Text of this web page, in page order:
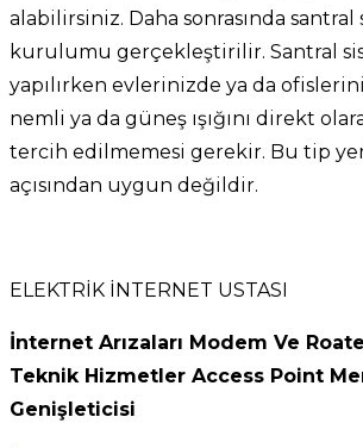
alabilirsiniz. Daha sonrasında
kurulumu gerçekleştirilir. Santral
yapılırken evlerinizde ya da
nemli ya da güneş ışığını direkt
tercih edilmemesi gerekir. Bu tip
açısından uygun değildir.
ELEKTRİK İNTERNET USTASI
İnternet Arızaları Modem Ve
Teknik Hizmetler Access Point
Genişleticisi